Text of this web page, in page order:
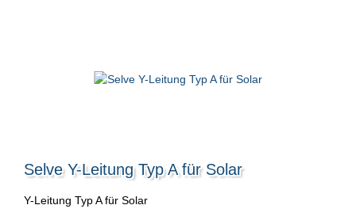
Selve Y-Leitung Typ A für Solar
Y-Leitung Typ A für Solar